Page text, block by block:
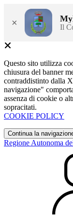
× Il
Questo sito utilizza
chiusura del banner
contraddistinto dalla
navigazione"
assenza di cookie o
sopracitati.
COOKIE POLICY
Continua la
Regione Autonoma